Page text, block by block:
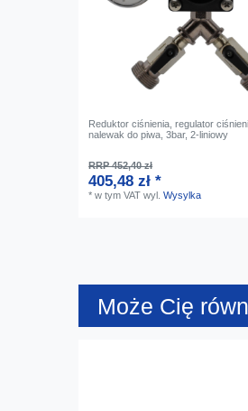
Reduktor ciśnienia, regulator
nalewak do piwa, 3bar, 2-liniowy
RRP 452,40 zł
405,48 zł *
*w tym VAT wyl.Wysylka
Może Cię